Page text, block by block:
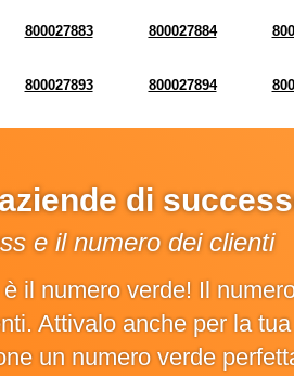
800027883 800027884
800027893 800027894
di
e il numero dei clienti
il numero verde! Il
Attivalo anche per la
un numero verde